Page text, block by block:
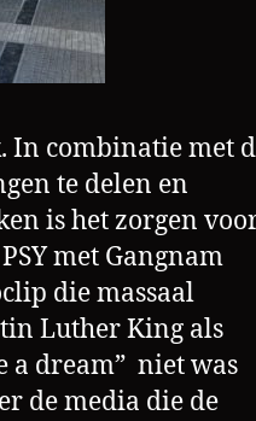
In combinatie met
te delen en
is het zorgen
met Gangnam
die massaal
Luther King als
a dream” niet was
de media die de